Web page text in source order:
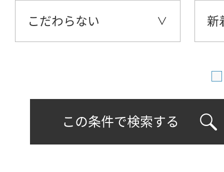
こだわらない 新
この条件で検索する